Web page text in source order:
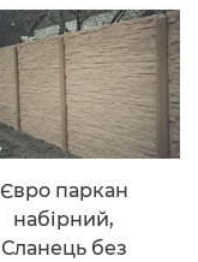
Євро паркан
набірний,
Сланець без